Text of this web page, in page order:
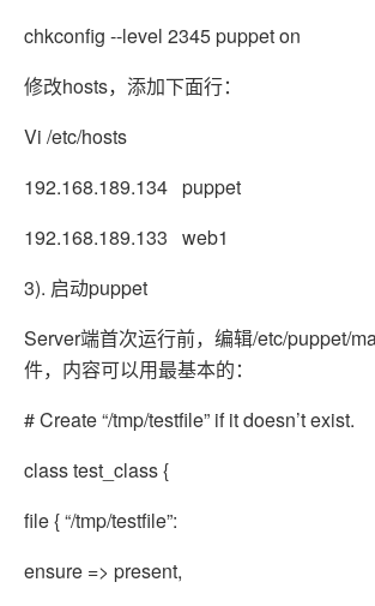
chkconfig --level 2345 puppet on
修改hosts，添加下面行：
Vi /etc/hosts
192.168.189.134 puppet
192.168.189.133 web1
3). 启动puppet
Server端首次运行前，编辑/etc/puppet/
件，内容可以用最基本的：
# Create “/tmp/testfile” if it doesn’t exist.
class test_class {
file { “/tmp/testfile”:
ensure => present,